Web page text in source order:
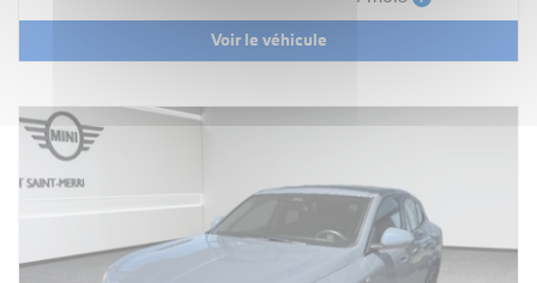
Voir le véhicule